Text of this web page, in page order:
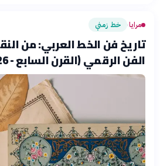
مرايا› خط زمني
تاريخ فن الخط العربي: من
الفن الرقمي (القرن السابع - 2026)